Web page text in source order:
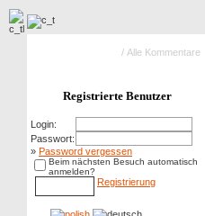
/ Alle Kommentare
Registrierte Benutzer
Login:
Passwort:
» Password vergessen
Beim nächsten Besuch automatisch
anmelden?
Registrierung